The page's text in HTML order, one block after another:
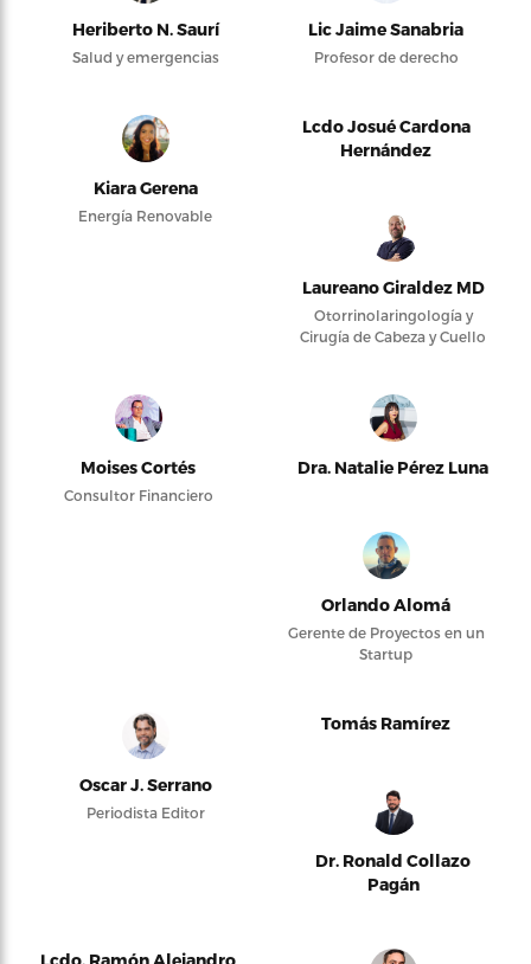
Heriberto N. Saurí
Salud y emergencias
Lic Jaime Sanabria
Profesor de derecho
Kiara Gerena
Energía Renovable
Lcdo Josué Cardona
Hernández
Laureano Giraldez MD
Otorrinolaringología y
Cirugía de Cabeza y Cuello
Moises Cortés
Consultor Financiero
Dra. Natalie Pérez Luna
Orlando Alomá
Gerente de Proyectos en un
Startup
Oscar J. Serrano
Periodista Editor
Tomás Ramírez
Dr. Ronald Collazo
Pagán
Lcdo. Ramón Alejandro